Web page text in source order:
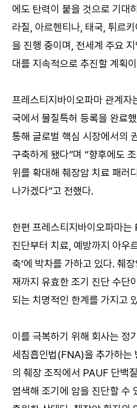
에도 탄력이 붙을 것으로 기대
라질, 아르헨티나, 태국, 튀르
을 진행 중이며, 전세계 주요
대를 지속적으로 추진할 계획
프레스티지바이오파마 관계자
국에서 물질특허 등록을 완료
통해 글로벌 핵심 시장에서의
구축하게 됐다”며 “향후에도
위를 확대해 췌장암 치료 패러
나가겠다”고 전했다.
한편 프레스티지바이오파마
진단부터 치료, 예방까지 아우
축’에 박차를 가하고 있다. 췌
재까지 유효한 조기 진단 수단
되는 치명적인 한계를 가지고
이를 극복하기 위해 회사는 정
세침흡인법(FNA)을 추가하는
의 췌장 조직에서 PAUF 단백
염색해 조기에 암을 진단할 수